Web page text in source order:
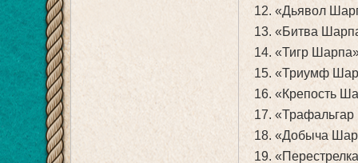
12. «Дьявол
13. «Битва
14. «Тигр
15. «Триумф
16. «Крепость
17.
18. «Добыча
19.